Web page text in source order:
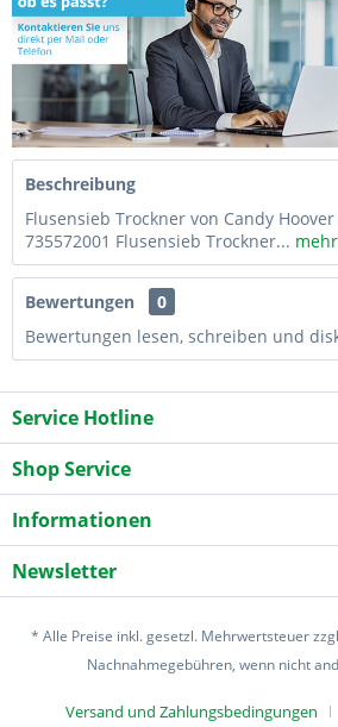
Beschreibung
Flusensieb Trockner von Candy
735572001 Flusensieb Trockner... mehr
Bewertungen
0
Bewertungen lesen, schreiben und
Service Hotline
Shop Service
Informationen
Newsletter
* Alle Preise inkl. gesetzl. Mehrwertsteuer
Nachnahmegebühren, wenn nicht
Versand und Zahlungsbedingungen